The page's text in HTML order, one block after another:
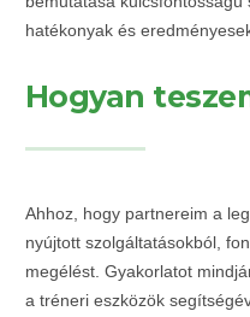
hatékonyak és
Hogyan
Ahhoz, hogy partnereim a
nyújtott szolgáltatásokból,
megélést. Gyakorlatot
a tréneri eszközök